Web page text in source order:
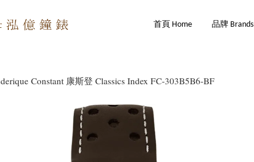
首頁 Home 品牌 Brands
Constant 康斯登 Classics Index FC-303B5B6-BF